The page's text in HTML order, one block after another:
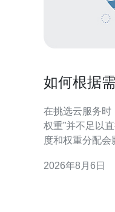
如何根据
在挑选云服务时
权重”并不足以
度和权重分配会
读方法，帮助你
2026年8月6日